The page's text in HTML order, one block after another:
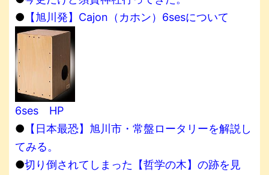
● 【旭川発】Cajon（カホン）6sesについて
6ses HP
● 【日本最恐】旭川市・常盤ロータリーを解説し
てみる。
●切り倒されてしまった【哲学の木】の跡を見